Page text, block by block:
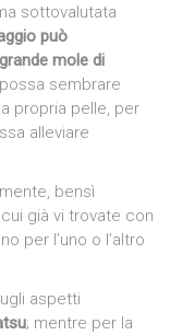
sottovalutata
può
mole di
sembrare
propria pelle, per
alleviare
bensì
già vi trovate con
per l’uno o l’altro
aspetti
; mentre per la